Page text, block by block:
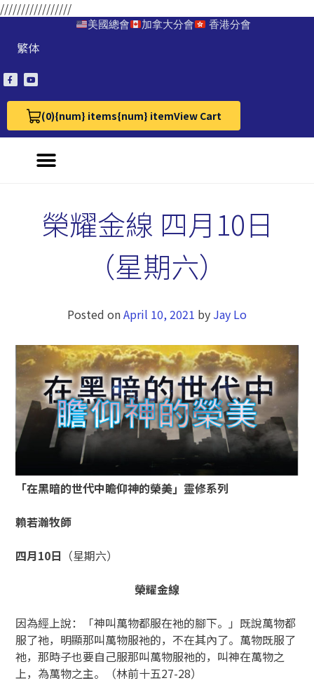
/////////////////
美國總會 加拿大分會 香港分會
繁体
(0)
View Cart 0{num} items{num} itemView Cart
榮耀金線 四月10日
（星期六）
Posted onApril 10, 2021 by Jay Lo
「在黑暗的世代中瞻仰神的榮美」靈修系列
賴若瀚牧師
四月10日 （星期六）
榮耀金線
因為經上說：「神叫萬物都服在祂的腳下。」既說萬物都
服了祂，明顯那叫萬物服祂的，不在其內了。萬物既服了
祂，那時子也要自己服那叫萬物服祂的，叫神在萬物之
上，為萬物之主。（林前十五27-28）